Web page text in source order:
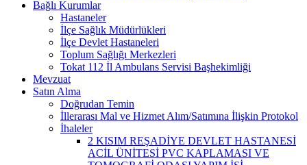
Bağlı Kurumlar
Hastaneler
İlçe Sağlık Müdürlükleri
İlçe Devlet Hastaneleri
Toplum Sağlığı Merkezleri
Tokat 112 İl Ambulans Servisi Başhekimliği
Mevzuat
Satın Alma
Doğrudan Temin
İllerarası Mal ve Hizmet Alım/Satımına İlişkin Protokol
İhaleler
2 KISIM REŞADİYE DEVLET HASTANESİ
ACİL ÜNİTESİ PVC KAPLAMASI VE